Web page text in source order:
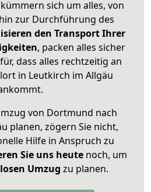
sich um alles, von
zur Durchführung des
den Transport Ihrer
, packen alles sicher
dass alles rechtzeitig an
in Leutkirch im Allgäu
von Dortmund nach
planen, zögern Sie nicht,
Hilfe in Anspruch zu
Sie uns heutenoch, um
Umzug zu planen.